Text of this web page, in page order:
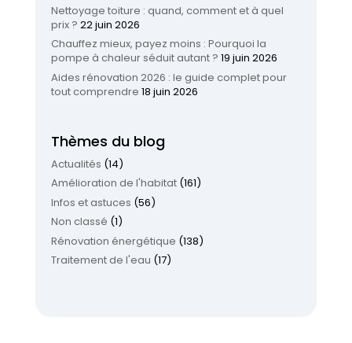
Nettoyage toiture : quand, comment et à quel
prix ? 22 juin 2026
Chauffez mieux, payez moins : Pourquoi la
pompe à chaleur séduit autant ? 19 juin 2026
Aides rénovation 2026 : le guide complet pour
tout comprendre 18 juin 2026
Thèmes du blog
Actualités (14)
Amélioration de l'habitat(161)
Infos et astuces (56)
Non classé (1)
Rénovation énergétique (138)
Traitement de l'eau (17)